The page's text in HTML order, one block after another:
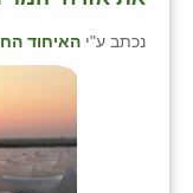
נכתב ע"י האיחוד